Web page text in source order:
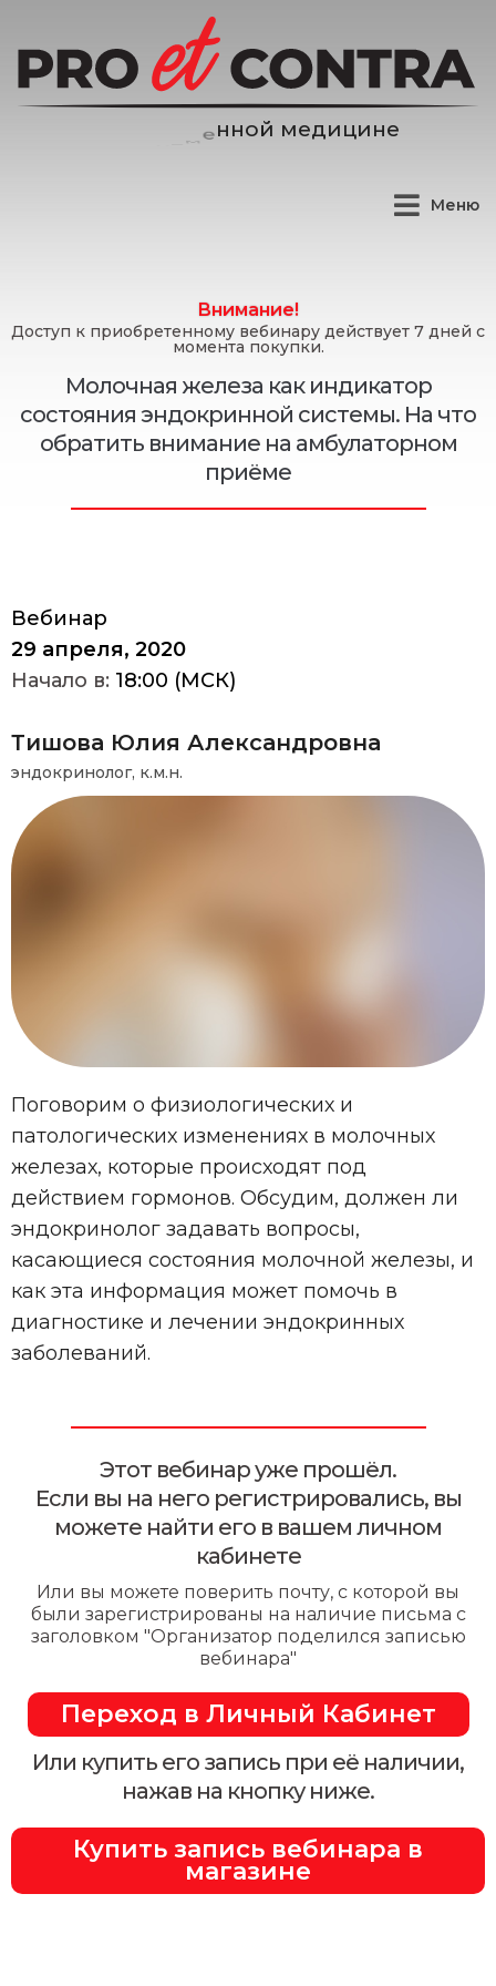
едицине
Меню
Внимание!
Доступ к приобретенному вебинару действует 7 дней с
момента покупки.
Молочная железа как индикатор
состояния эндокринной системы. На что
обратить внимание на амбулаторном
приёме
Вебинар
29 апреля, 2020
Начало в: 18:00 (МСК)
Тишова Юлия Александровна
эндокринолог, к.м.н.
Поговорим о физиологических и
патологических изменениях в молочных
железах, которые происходят под
действием гормонов. Обсудим, должен ли
эндокринолог задавать вопросы,
касающиеся состояния молочной железы, и
как эта информация может помочь в
диагностике и лечении эндокринных
заболеваний.
Этот вебинар уже прошёл.
Если вы на него регистрировались, вы
можете найти его в вашем личном
кабинете
Или вы можете поверить почту, с которой вы
были зарегистрированы на наличие письма с
заголовком "Организатор поделился записью
вебинара"
Переход в Личный Кабинет
Или купить его запись при её наличии,
нажав на кнопку ниже.
Купить запись вебинара в
магазине